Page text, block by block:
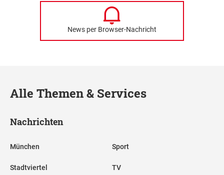
News per Browser-Nachricht
Alle Themen & Services
Nachrichten
München
Stadtviertel
Sport
TV